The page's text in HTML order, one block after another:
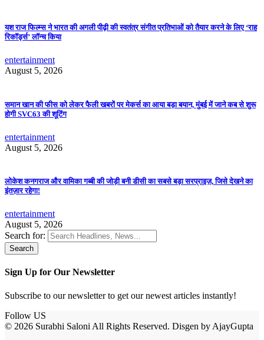
यश राज फिल्म्स ने भारत की अगली पीढ़ी की स्वतंत्र संगीत प्रतिभाओं को तैयार करने के लिए ‘राह
रिकॉर्ड्स’ लॉन्च किया
entertainment
August 5, 2026
समान खान की फीस को लेकर फैली खबरों पर मेकर्स का आया बड़ा बयान, मुंबई में जाने कब से शुरू
होगी SVC63 की शूटिंग
entertainment
August 5, 2026
लोकेश कनगराज और वामिका गब्बी की जोड़ी बनी डीसी का सबसे बड़ा सरप्राइज़, जिसे देखने का
इंतज़ार रहेगा!
entertainment
August 5, 2026
Search for:
Sign Up for Our Newsletter
Subscribe to our newsletter to get our newest articles instantly!
Follow US
© 2026 Surabhi Saloni All Rights Reserved. Disgen by AjayGupta